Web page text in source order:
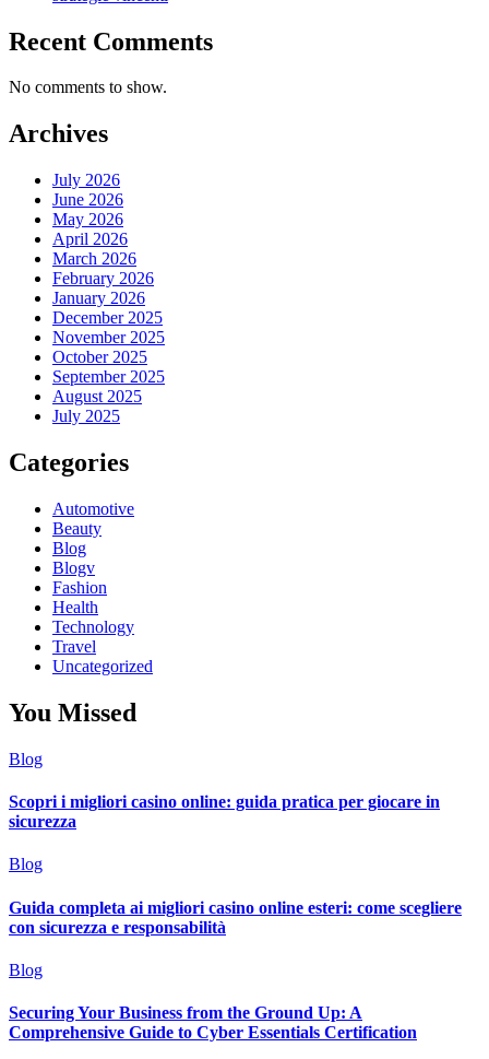
Recent Comments
No comments to show.
Archives
July 2026
June 2026
May 2026
April 2026
March 2026
February 2026
January 2026
December 2025
November 2025
October 2025
September 2025
August 2025
July 2025
Categories
Automotive
Beauty
Blog
Blogv
Fashion
Health
Technology
Travel
Uncategorized
You Missed
Blog
Scopri i migliori casino online: guida pratica per giocare in
sicurezza
Blog
Guida completa ai migliori casino online esteri: come scegliere
con sicurezza e responsabilità
Blog
Securing Your Business from the Ground Up: A
Comprehensive Guide to Cyber Essentials Certification